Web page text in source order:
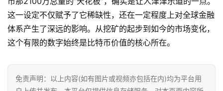
这一设定不仅赋予了它稀缺性，还在一定程度上对全球金融
体系产生了深远的影响。从挖矿的起步到如今的市场变化，
这个有限的数字始终是比特币价值的核心所在。
免责声明：以上内容(如有图片或视频亦包括在内)均为平台用